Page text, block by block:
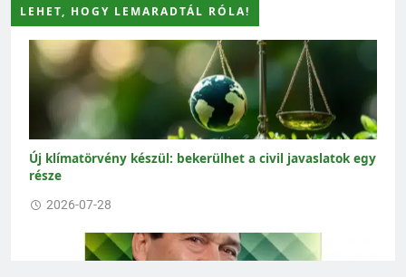
LEHET, HOGY LEMARADTÁL RÓLA!
Új klímatörvény készül: bekerülhet a civil javaslatok egy
része
2026-07-28